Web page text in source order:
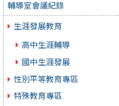
輔導室會議紀錄
生涯發展教育
高中生涯輔導
國中生涯發展
性別平等教育專區
特殊教育專區